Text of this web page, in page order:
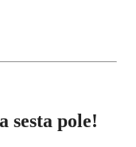
sesta pole!